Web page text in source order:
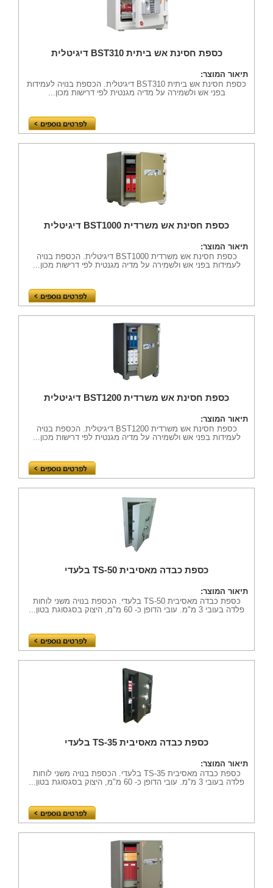
כספת חסינת אש ביתית BST310 דיגיטלית
תיאור המוצר:
כספת חסינת אש ביתית BST310 דיגיטלית. הכספת בנויה לעמידות
בפני אש ולשמירה על מדיה מגנטית לפי דרישות מכון...
כספת חסינת אש משרדית BST1000 דיגיטלית
תיאור המוצר:
כספת חסינת אש משרדית BST1000 דיגיטלית. הכספת בנויה
לעמידות בפני אש ולשמירה על מדיה מגנטית לפי דרישות מכון...
כספת חסינת אש משרדית BST1200 דיגיטלית
תיאור המוצר:
כספת חסינת אש משרדית BST1200 דיגיטלית. הכספת בנויה
לעמידות בפני אש ולשמירה על מדיה מגנטית לפי דרישות מכון...
כספת כבדה מאסיבית TS-50 בלעדי
תיאור המוצר:
כספת כבדה מאסיבית TS-50 בלעדי. הכספת בנויה משני לוחות
פלדה בעובי 3 מ"מ. עובי הדופן כ- 60 מ"מ, היצוק בסגסוגת בטון...
כספת כבדה מאסיבית TS-35 בלעדי
תיאור המוצר:
כספת כבדה מאסיבית TS-35 בלעדי. הכספת בנויה משני לוחות
פלדה בעובי 3 מ"מ. עובי הדופן כ- 60 מ"מ, היצוק בסגסוגת בטון...